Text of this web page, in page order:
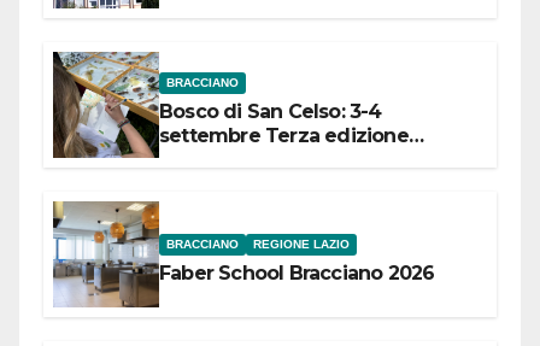
BRACCIANO
Bosco di San Celso: 3-4
settembre Terza edizione
BRACCIANO REGIONE LAZIO
Faber School Bracciano 2026